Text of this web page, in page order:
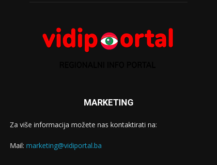
MARKETING
Za više informacija možete nas kontaktirati na:
Mail: marketing@vidiportal.ba